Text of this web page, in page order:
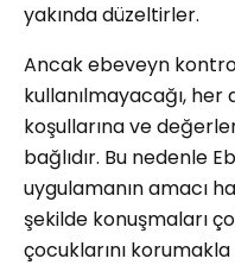
yakında düzeltirler.
Ancak ebeveyn
kullanılmayacağı,
koşullarına ve
bağlıdır. Bu nedenle
uygulamanın amacı
şekilde konuşmaları
çocuklarını korumakla